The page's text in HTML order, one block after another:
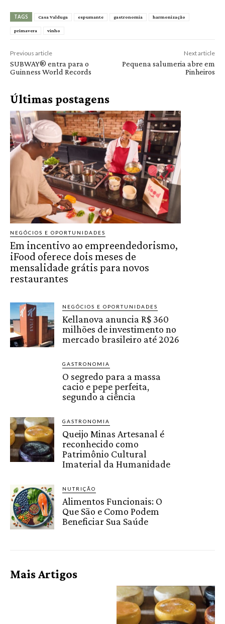
TAGS Casa Valduga espumante gastronomia harmonização
primavera vinho
Previous article
SUBWAY® entra para o
Guinness World Records
Next article
Pequena salumeria abre em
Pinheiros
Últimas postagens
NEGÓCIOS E OPORTUNIDADES
Em incentivo ao empreendedorismo,
iFood oferece dois meses de
mensalidade grátis para novos
restaurantes
NEGÓCIOS E OPORTUNIDADES
Kellanova anuncia R$ 360
milhões de investimento no
mercado brasileiro até 2026
GASTRONOMIA
O segredo para a massa
cacio e pepe perfeita,
segundo a ciência
GASTRONOMIA
Queijo Minas Artesanal é
reconhecido como
Patrimônio Cultural
Imaterial da Humanidade
NUTRIÇÃO
Alimentos Funcionais: O
Que São e Como Podem
Beneficiar Sua Saúde
Mais Artigos